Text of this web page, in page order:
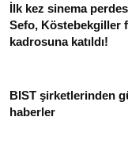
İlk kez sinema
Sefo, Köstebekgiller
kadrosuna katıldı!
BIST şirketlerinden
haberler